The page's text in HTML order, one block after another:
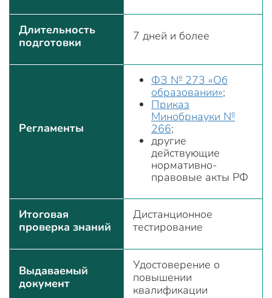
Длительность
подготовки
7 дней и более
Регламенты
ФЗ № 273 «Об
образовании»;
Приказ
Минобрнауки №
266;
другие
действующие
нормативно-
правовые акты РФ
Итоговая
проверка знаний
Дистанционное
тестирование
Выдаваемый
документ
Удостоверение о
повышении
квалификации